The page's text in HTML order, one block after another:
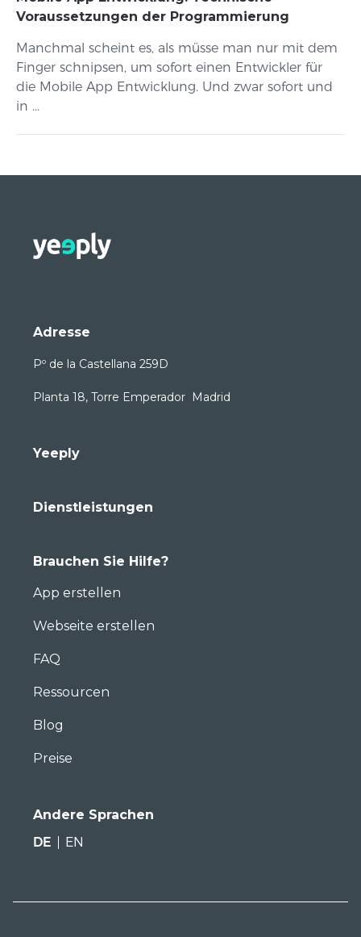
Voraussetzungen der Programmierung
Manchmal scheint es, als müsse man nur mit dem
Finger schnipsen, um sofort einen Entwickler für
die Mobile App Entwicklung. Und zwar sofort und
in ...
Adresse
Pº de la Castellana 259D
Planta 18, Torre Emperador Madrid
Yeeply
Dienstleistungen
Brauchen Sie Hilfe?
App erstellen
Webseite erstellen
FAQ
Ressourcen
Blog
Preise
Andere Sprachen
DE
EN